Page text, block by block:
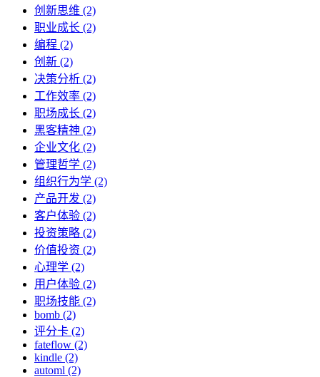
创新思维 (2)
职业成长 (2)
编程 (2)
创新 (2)
决策分析 (2)
工作效率 (2)
职场成长 (2)
黑客精神 (2)
企业文化 (2)
管理哲学 (2)
组织行为学 (2)
产品开发 (2)
客户体验 (2)
投资策略 (2)
价值投资 (2)
心理学 (2)
用户体验 (2)
职场技能 (2)
bomb (2)
评分卡 (2)
fateflow (2)
kindle (2)
automl (2)